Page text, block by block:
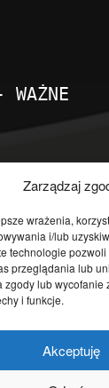
Zarządzaj
wrażenia,
i/lub
technologie
przeglądania lub
zgody lub wycofanie
i funkcje.
Akceptuję